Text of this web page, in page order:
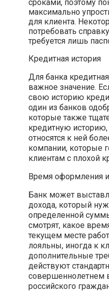
сроками, поэтому
максимально
для клиента.
потребовать
требуется лишь
Кредитная история
Для банка
важное значение.
свою историю
один из банков
которые также
кредитную историю,
относятся к ней
компании, которые
клиентам с плохой
Время оформления
Банк может
дохода, который
определенной
смотрят, какое
текущем месте
лояльны, иногда к
дополнительные
действуют
совершеннолетнем
российского